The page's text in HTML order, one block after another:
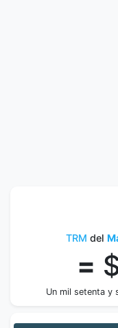
TRM del
=
Un mil setenta y